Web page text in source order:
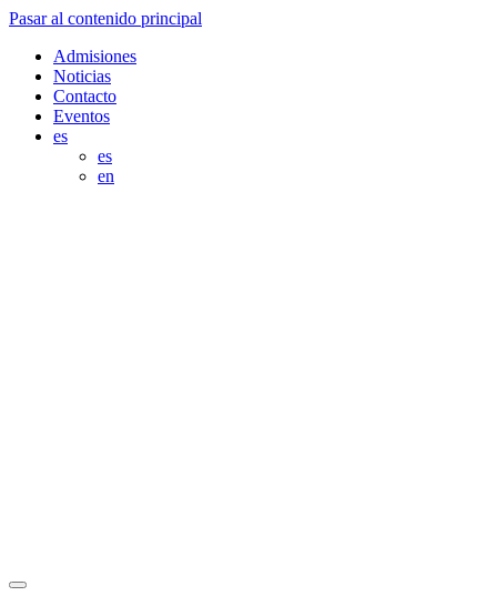
Pasar al contenido principal
Admisiones
Noticias
Contacto
Eventos
es
es
en